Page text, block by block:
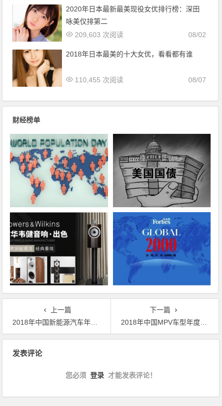
2020年日本最新最美现役女优排行榜：深田
咏美仅排第二
08/02
209,603 次阅读
2018年日本最美的十大女优，看看都有谁
08/07
110,455 次阅读
财经榜单
上一篇
2018年中国新能源汽车年度销量TOP10排行榜
下一篇
2018年中国MPV车型年度销量TOP15排行榜
发表评论
您必须 登录 才能发表评论！